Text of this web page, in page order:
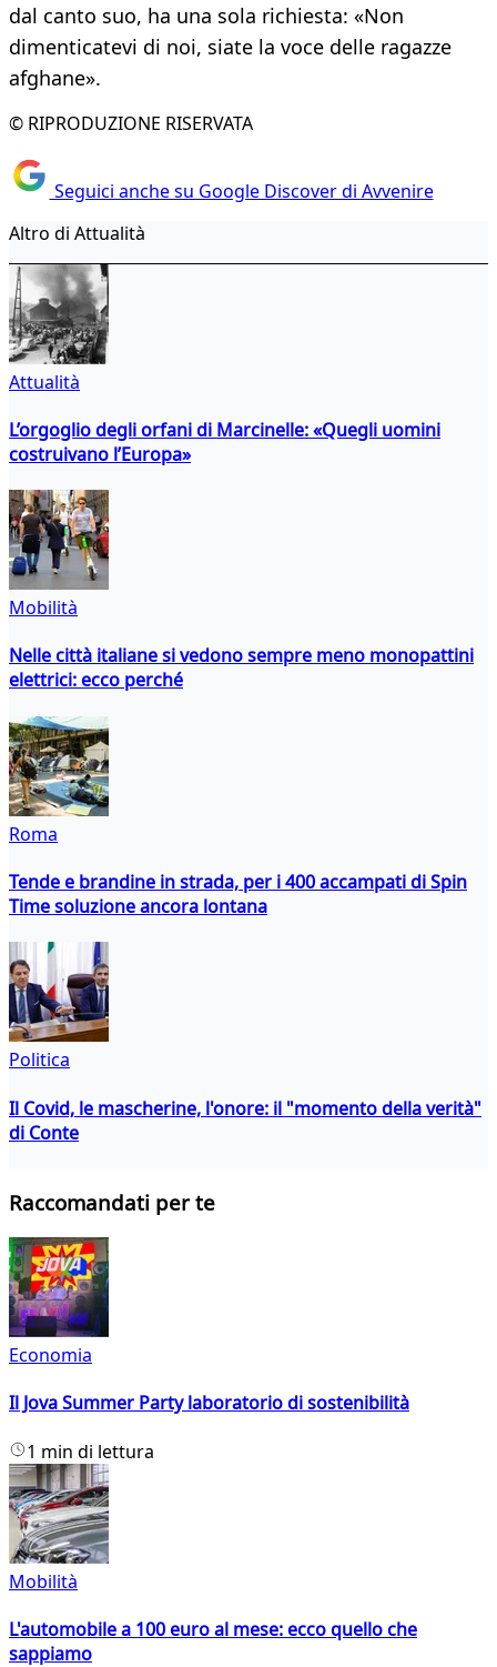
dal canto suo, ha una sola richiesta: «Non
dimenticatevi di noi, siate la voce delle ragazze
afghane».
© RIPRODUZIONE RISERVATA
Seguici anche su Google Discover di Avvenire
Altro di Attualità
Attualità
L’orgoglio degli orfani di Marcinelle: «Quegli uomini
costruivano l’Europa»
Mobilità
Nelle città italiane si vedono sempre meno monopattini
elettrici: ecco perché
Roma
Tende e brandine in strada, per i 400 accampati di Spin
Time soluzione ancora lontana
Politica
Il Covid, le mascherine, l'onore: il "momento della verità"
di Conte
Raccomandati per te
Economia
Il Jova Summer Party laboratorio di sostenibilità
1 min di lettura
Mobilità
L'automobile a 100 euro al mese: ecco quello che
sappiamo